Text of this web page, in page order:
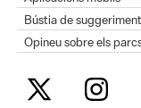
Bústia de
Opineu sobre els